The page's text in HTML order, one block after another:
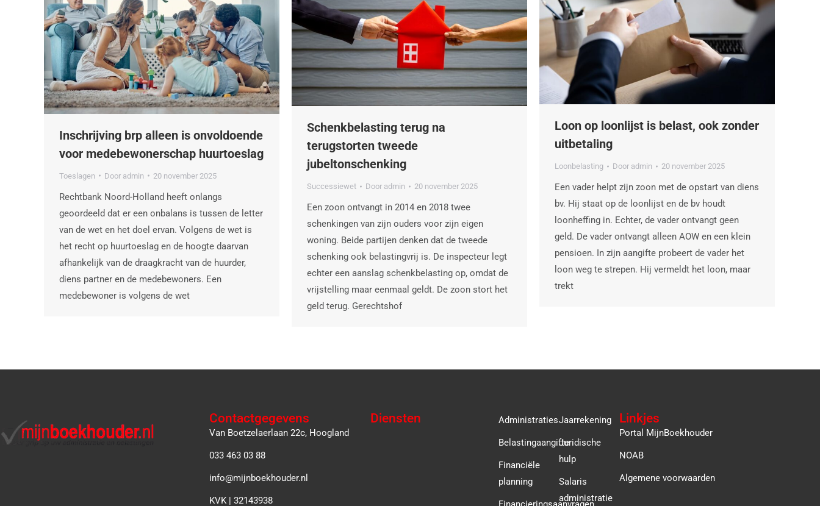
Inschrijving brp alleen is onvoldoende
voor medebewonerschap huurtoeslag
Toeslagen Door admin 20 november 2025
Rechtbank Noord-Holland heeft onlangs
geoordeeld dat er een onbalans is tussen de letter
van de wet en het doel ervan. Volgens de wet is
het recht op huurtoeslag en de hoogte daarvan
afhankelijk van de draagkracht van de huurder,
diens partner en de medebewoners. Een
medebewoner is volgens de wet
Schenkbelasting terug na
terugstorten tweede
jubeltonschenking
Successiewet Door admin 20 november 2025
Een zoon ontvangt in 2014 en 2018 twee
schenkingen van zijn ouders voor zijn eigen
woning. Beide partijen denken dat de tweede
schenking ook belastingvrij is. De inspecteur legt
echter een aanslag schenkbelasting op, omdat de
vrijstelling maar eenmaal geldt. De zoon stort het
geld terug. Gerechtshof
Loon op loonlijst is belast, ook zonder
uitbetaling
Loonbelasting Door admin 20 november 2025
Een vader helpt zijn zoon met de opstart van diens
bv. Hij staat op de loonlijst en de bv houdt
loonheffing in. Echter, de vader ontvangt geen
geld. De vader ontvangt alleen AOW en een klein
pensioen. In zijn aangifte probeert de vader het
loon weg te strepen. Hij vermeldt het loon, maar
trekt
Contactgegevens
Van Boetzelaerlaan 22c, Hoogland
033 463 03 88
info@mijnboekhouder.nl
KVK | 32143938
Diensten Administraties
Belastingaangifte
Financiële
planning
Jaarrekening
Juridische
hulp
Salaris
administratie
Linkjes
Portal MijnBoekhouder
NOAB
Algemene voorwaarden